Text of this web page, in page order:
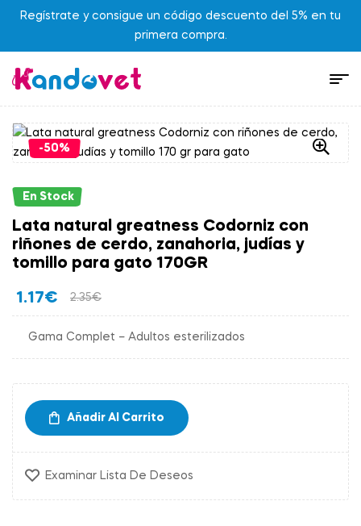
Regístrate y consigue un código descuento del 5% en tu
primera compra.
-50%
En Stock
Lata natural greatness Codorniz con
riñones de cerdo, zanahoria, judías y
tomillo para gato 170GR
2.35€
1.17€
Gama Complet – Adultos esterilizados
Añadir Al Carrito
Examinar Lista De Deseos